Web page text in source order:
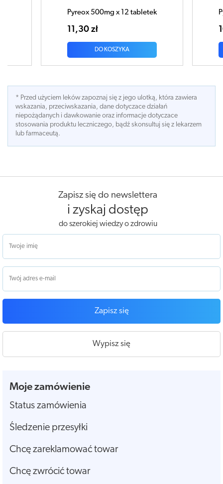
Pyreox 500mg x 10 tabletek
10,75 zł
DO KOSZYKA
* Przed użyciem leków zapoznaj się z jego ulotką, która zawiera
wskazania, przeciwskazania, dane dotyczace działań
niepożądanych i dawkowanie oraz informacje dotyczace
stosowania produktu leczniczego, bądź skonsultuj się z lekarzem
lub farmaceutą.
Zapisz się do newslettera
i zyskaj dostęp
do szerokiej wiedzy o zdrowiu
Zapisz się
Wypisz się
Moje zamówienie
Status zamówienia
Śledzenie przesyłki
Chcę zareklamować towar
Chcę zwrócić towar